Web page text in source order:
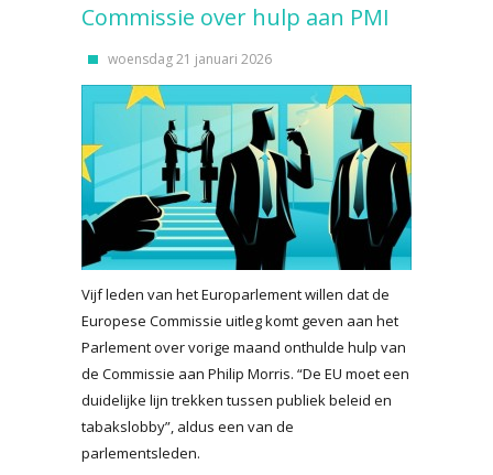
Commissie over hulp aan PMI
woensdag 21 januari 2026
Vijf leden van het Europarlement willen dat de
Europese Commissie uitleg komt geven aan het
Parlement over vorige maand onthulde hulp van
de Commissie aan Philip Morris. “De EU moet een
duidelijke lijn trekken tussen publiek beleid en
tabakslobby”, aldus een van de
parlementsleden.